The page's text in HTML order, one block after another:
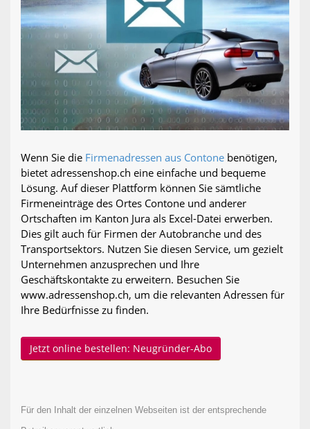
Wenn Sie die Firmenadressen aus Contone benötigen,
bietet adressenshop.ch eine einfache und bequeme
Lösung. Auf dieser Plattform können Sie sämtliche
Firmeneinträge des Ortes Contone und anderer
Ortschaften im Kanton Jura als Excel-Datei erwerben.
Dies gilt auch für Firmen der Autobranche und des
Transportsektors. Nutzen Sie diesen Service, um gezielt
Unternehmen anzusprechen und Ihre
Geschäftskontakte zu erweitern. Besuchen Sie
www.adressenshop.ch, um die relevanten Adressen für
Ihre Bedürfnisse zu finden.
Jetzt online bestellen: Neugründer-Abo
Für den Inhalt der einzelnen Webseiten ist der entsprechende